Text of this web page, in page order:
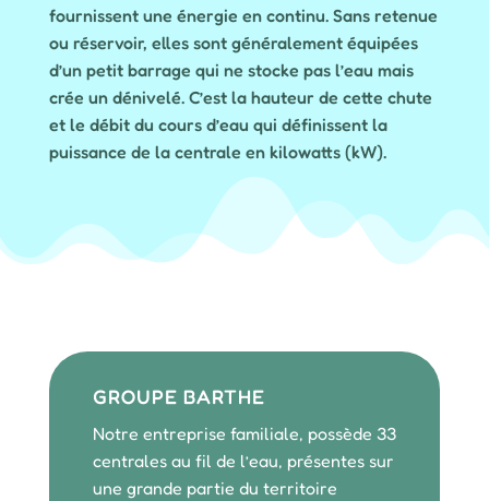
fournissent une énergie en continu. Sans retenue
ou réservoir, elles sont généralement équipées
d’un petit barrage qui ne stocke pas l’eau mais
crée un dénivelé. C’est la hauteur de cette chute
et le débit du cours d’eau qui définissent la
puissance de la centrale en kilowatts (kW).
GROUPE BARTHE
Notre entreprise familiale, possède 33
centrales au fil de l’eau, présentes sur
une grande partie du territoire